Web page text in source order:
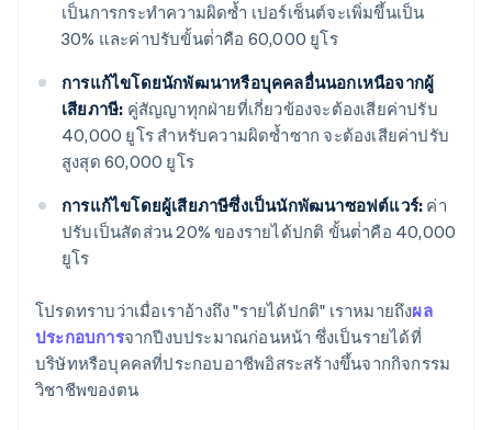
เป็นการกระทําความผิดซ้ำ เปอร์เซ็นต์จะเพิ่มขึ้นเป็น
30% และค่าปรับขั้นต่ําคือ 60,000 ยูโร
การแก้ไขโดยนักพัฒนาหรือบุคคลอื่นนอกเหนือจากผู้
เสียภาษี: คู่สัญญาทุกฝ่ายที่เกี่ยวข้องจะต้องเสียค่าปรับ
40,000 ยูโร สําหรับความผิดซ้ำซาก จะต้องเสียค่าปรับ
สูงสุด 60,000 ยูโร
การแก้ไขโดยผู้เสียภาษีซึ่งเป็นนักพัฒนาซอฟต์แวร์: ค่า
ปรับเป็นสัดส่วน 20% ของรายได้ปกติ ขั้นต่ําคือ 40,000
ยูโร
โปรดทราบว่าเมื่อเราอ้างถึง "รายได้ปกติ" เราหมายถึงผล
ประกอบการจากปีงบประมาณก่อนหน้า ซึ่งเป็นรายได้ที่
บริษัทหรือบุคคลที่ประกอบอาชีพอิสระสร้างขึ้นจากกิจกรรม
วิชาชีพของตน